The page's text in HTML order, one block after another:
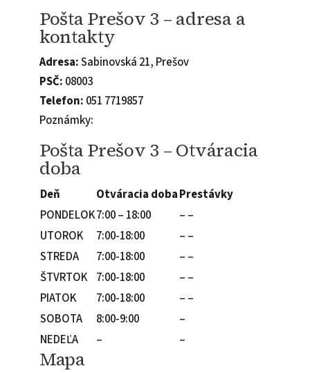
Pošta Prešov 3 – adresa a
kontakty
Adresa:Sabinovská 21, Prešov
PSČ: 08003
Telefon: 051 7719857
Poznámky:
Pošta Prešov 3 – Otváracia
doba
Deň Otváracia dobaPrestávky
PONDELOK7:00 – 18:00
– –
UTOROK
7:00-18:00
– –
STREDA
7:00-18:00
– –
ŠTVRTOK 7:00-18:00
– –
PIATOK
7:00-18:00
– –
SOBOTA
8:00-9:00
–
NEDEĽA
– –
Mapa